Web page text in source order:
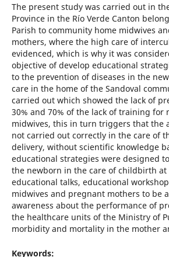
The present study was carried out in
Province in the Río Verde Canton
Parish to community home midwives
mothers, where the high care of
evidenced, which is why it was
objective of develop educational
to the prevention of diseases in the
care in the home of the Sandoval
carried out which showed the lack of
30% and 70% of the lack of training for
midwives, this in turn triggers that the
not carried out correctly in the care of
delivery, without scientific knowledge
educational strategies were designed
the newborn in the care of childbirth
educational talks, educational
midwives and pregnant mothers to be
awareness about the performance of
the healthcare units of the Ministry of
morbidity and mortality in the mother
Keywords: